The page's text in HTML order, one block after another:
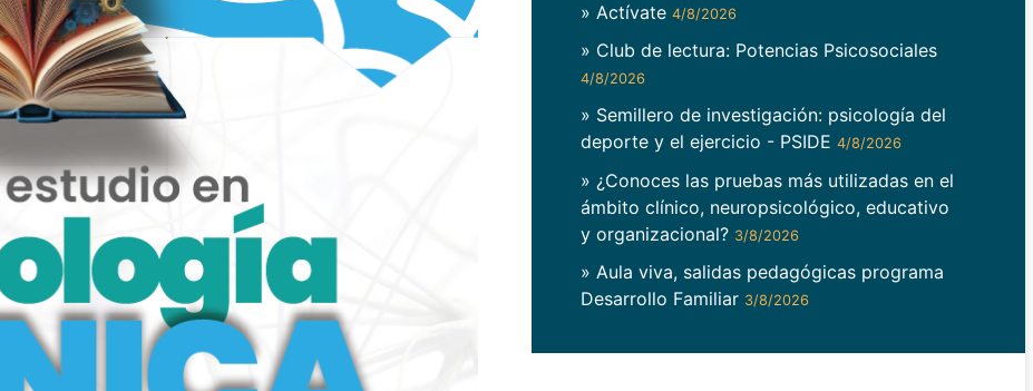
» Actívate 4/8/2026
» Club de lectura: Potencias Psicosociales
4/8/2026
» Semillero de investigación: psicología del
deporte y el ejercicio - PSIDE 4/8/2026
» ¿Conoces las pruebas más utilizadas en el
ámbito clínico, neuropsicológico, educativo
y organizacional? 3/8/2026
» Aula viva, salidas pedagógicas programa
Desarrollo Familiar 3/8/2026